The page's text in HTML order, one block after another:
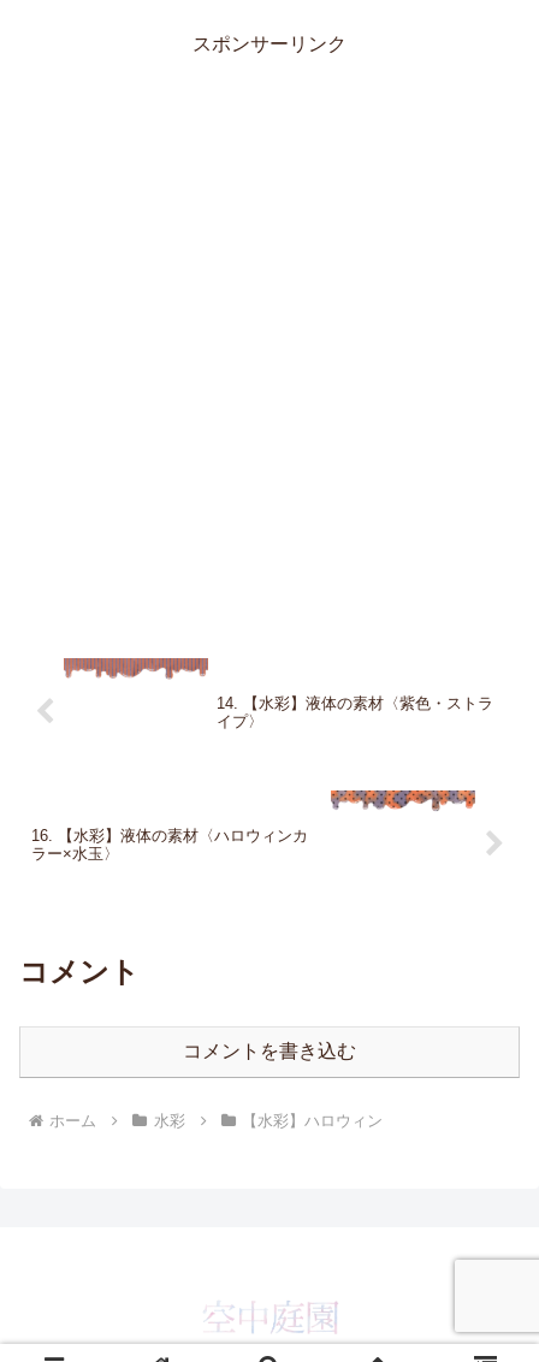
スポンサーリンク
14. 【水彩】液体の素材〈紫色・ストラ
イプ〉
16. 【水彩】液体の素材〈ハロウィンカ
ラー×水玉〉
コメント
コメントを書き込む
ホーム 水彩 【水彩】ハロウィン